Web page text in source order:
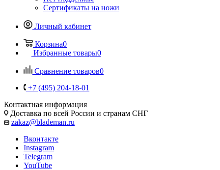
Сертификаты на ножи
Личный кабинет
Корзина0
Избранные товары0
Сравнение товаров0
+7 (495) 204-18-01
Контактная информация
Доставка по всей России и странам СНГ
zakaz@blademan.ru
Вконтакте
Instagram
Telegram
YouTube